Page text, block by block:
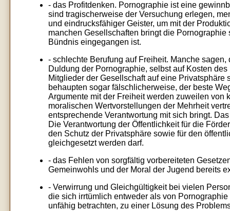
- das Profitdenken. Pornographie ist eine
sind tragischerweise der Versuchung erlegen,
und eindrucksfähiger Geister, um mit der
manchen Gesellschaften bringt die
Bündnis eingegangen ist.
- schlechte Berufung auf Freiheit. Manche
Duldung der Pornographie, selbst auf Kosten
Mitglieder der Gesellschaft auf eine
behaupten sogar fälschlicherweise, der beste
Argumente mit der Freiheit werden zuweilen
moralischen Wertvorstellungen der Mehrheit
entsprechende Verantwortung mit sich bringt.
Die Verantwortung der Öffentlichkeit für die
den Schutz der Privatsphäre sowie für den
gleichgesetzt werden darf.
- das Fehlen von sorgfältig vorbereiteten
Gemeinwohls und der Moral der Jugend bereits
- Verwirrung und Gleichgültigkeit bei vielen
die sich irrtümlich entweder als von
unfähig betrachten, zu einer Lösung des